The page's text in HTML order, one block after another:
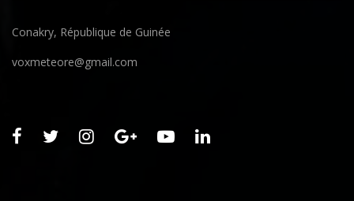
Conakry, République de Guinée
voxmeteore@gmail.com